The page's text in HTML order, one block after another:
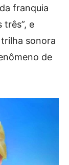
franquia
três”, e
sonora
de